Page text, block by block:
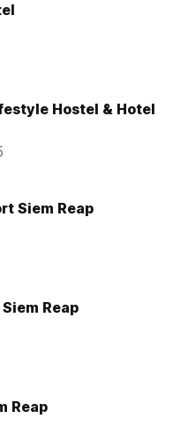
Hostel & Hotel
Siem Reap
Reap
Reap